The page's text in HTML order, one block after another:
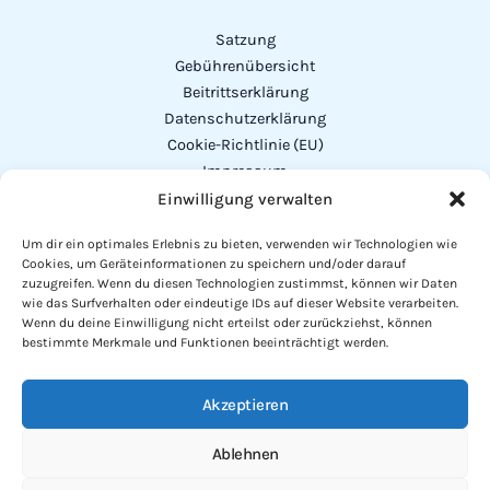
Einwilligung verwalten
Um dir ein optimales Erlebnis zu bieten, verwenden wir Technologien wie
Cookies, um Geräteinformationen zu speichern und/oder darauf
zuzugreifen. Wenn du diesen Technologien zustimmst, können wir Daten
wie das Surfverhalten oder eindeutige IDs auf dieser Website verarbeiten.
Wenn du deine Einwilligung nicht erteilst oder zurückziehst, können
bestimmte Merkmale und Funktionen beeinträchtigt werden.
Akzeptieren
Ablehnen
Satzung
Gebührenübersicht
Beitrittserklärung
Datenschutzerklärung
Cookie-Richtlinie (EU)
Impressum
Vorstand:
Michael Herrler
Alexander-von-Humboldt-Str. 23
94327 Bogen
Telefon: 0151 - 64 51 61 60
Mail: info@fischereiverein-parkstetten.de